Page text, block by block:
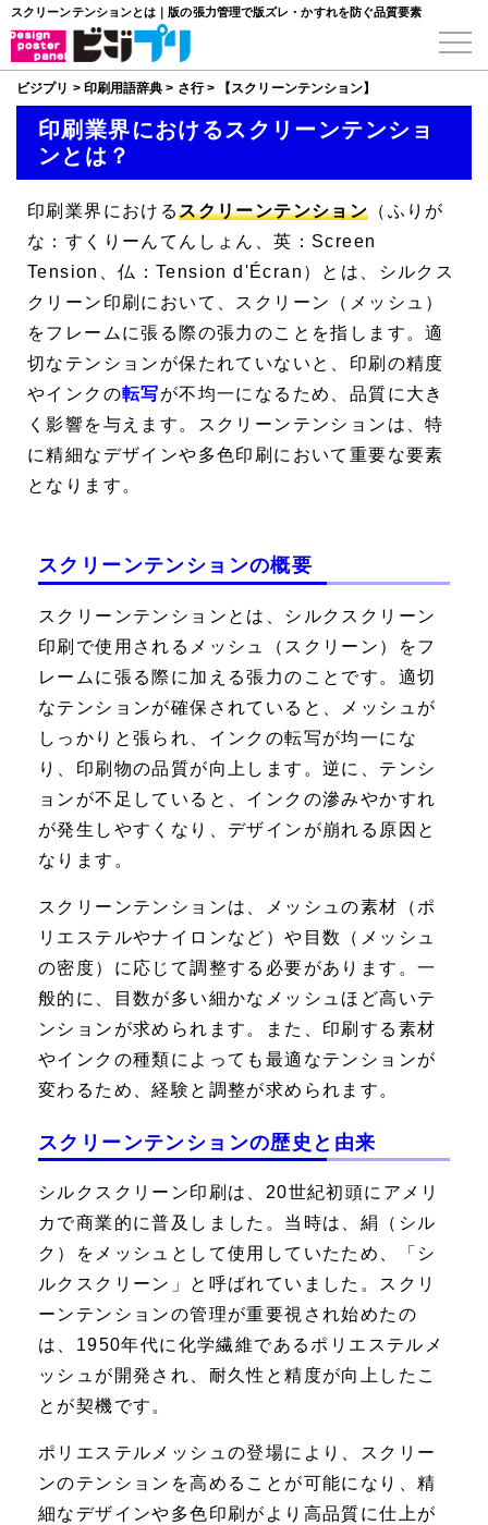
スクリーンテンションとは｜版の張力管理で版ズレ・かすれを防ぐ品質要素
ビジプリ > 印刷用語辞典 > さ行> 【スクリーンテンション】
印刷業界におけるスクリーンテンショ
ンとは？
印刷業界におけるスクリーンテンション （ふりが
な：すくりーんてんしょん、英：Screen
Tension、仏：Tension d'Écran）とは、シルクス
クリーン印刷において、スクリーン（メッシュ）
をフレームに張る際の張力のことを指します。適
切なテンションが保たれていないと、印刷の精度
やインクの転写が不均一になるため、品質に大き
く影響を与えます。スクリーンテンションは、特
に精細なデザインや多色印刷において重要な要素
となります。
スクリーンテンションの概要
スクリーンテンションとは、シルクスクリーン
印刷で使用されるメッシュ（スクリーン）をフ
レームに張る際に加える張力のことです。適切
なテンションが確保されていると、メッシュが
しっかりと張られ、インクの転写が均一にな
り、印刷物の品質が向上します。逆に、テンシ
ョンが不足していると、インクの滲みやかすれ
が発生しやすくなり、デザインが崩れる原因と
なります。
スクリーンテンションは、メッシュの素材（ポ
リエステルやナイロンなど）や目数（メッシュ
の密度）に応じて調整する必要があります。一
般的に、目数が多い細かなメッシュほど高いテ
ンションが求められます。また、印刷する素材
やインクの種類によっても最適なテンションが
変わるため、経験と調整が求められます。
スクリーンテンションの歴史と由来
シルクスクリーン印刷は、20世紀初頭にアメリ
カで商業的に普及しました。当時は、絹（シル
ク）をメッシュとして使用していたため、「シ
ルクスクリーン」と呼ばれていました。スクリ
ーンテンションの管理が重要視され始めたの
は、1950年代に化学繊維であるポリエステルメ
ッシュが開発され、耐久性と精度が向上したこ
とが契機です。
ポリエステルメッシュの登場により、スクリー
ンのテンションを高めることが可能になり、精
細なデザインや多色印刷がより高品質に仕上が